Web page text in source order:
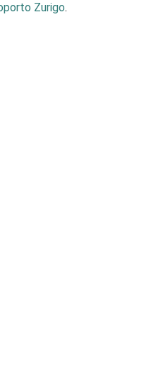
Zurigo.